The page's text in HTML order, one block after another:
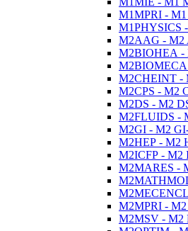
M1MPRI - M1
M1PHYSICS
M2AAG - M2
M2BIOHEA -
M2BIOMECA
M2CHEINT -
M2CPS - M2
M2DS - M2
M2FLUIDS -
M2GI - M2 GI-
M2HEP - M2
M2ICFP - M2
M2MARES -
M2MPRI - M2
M2MSV - M2